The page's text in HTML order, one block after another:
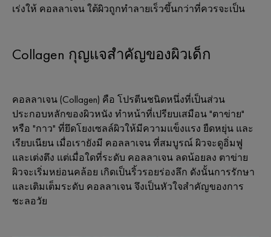
เร่งให้ คอลลาเจน ใต้ผิวถูกทำลายเร็วขึ้นกว่าที่ควรจะเป็น
Collagen กุญแจสำคัญของผิวเด็ก
คอลลาเจน (Collagen) คือ โปรตีนชนิดหนึ่งที่เป็นส่วน
ประกอบหลักของผิวหนัง ทำหน้าที่เปรียบเสมือน "ตาข่าย"
หรือ "กาว" ที่ยึดโยงเซลล์ผิวให้มีความแข็งแรง ยืดหยุ่น และ
เรียบเนียน เมื่อเรายังมี คอลลาเจน ที่สมบูรณ์ ผิวจะดูอิ่มฟู
และเต่งตึง แต่เมื่อใดที่ระดับ คอลลาเจน ลดน้อยลง ตาข่าย
ผิวจะเริ่มหย่อนคล้อย เกิดเป็นริ้วรอยร่องลึก ดังนั้นการรักษา
และเติมเต็มระดับ คอลลาเจน จึงเป็นหัวใจสำคัญของการ
ชะลอวัย